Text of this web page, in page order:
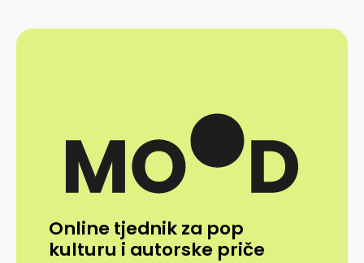
Online tjednik za pop
kulturu i autorske priče